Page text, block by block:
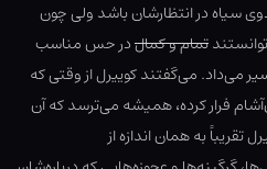
سیاه در انتظارشان باشد ولی چون
تمام و کمالدر حس مناسب
می‌داد. می‌گفتند کوییرل از وقتی که
فرار کرده، همیشه می‌ترسد که آن
تقریباً به همان اندازه از